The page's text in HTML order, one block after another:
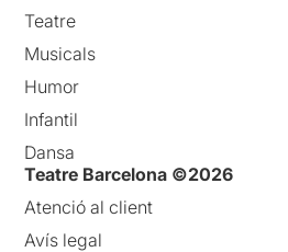
Teatre
Musicals
Humor
Infantil
Dansa
Teatre Barcelona ©2026
Atenció al client
Avís legal